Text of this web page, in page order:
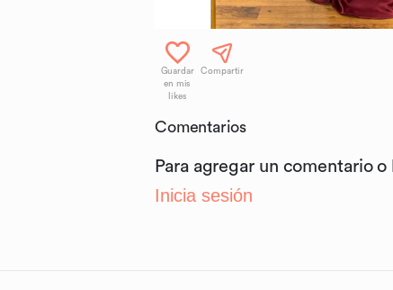
Guardar
en mis
likes
Compartir
Comentarios
Para agregar un comentario
Inicia sesión